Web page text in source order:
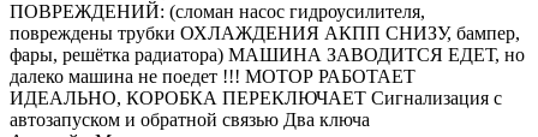
ПОВРЕЖДЕНИЙ: (сломан насос гидроусилителя,
повреждены трубки ОХЛАЖДЕНИЯ АКПП СНИЗУ, бампер,
фары, решётка радиатора) МАШИНА ЗАВОДИТСЯ ЕДЕТ, но
далеко машина не поедет !!! МОТОР РАБОТАЕТ
ИДЕАЛЬНО, КОРОБКА ПЕРЕКЛЮЧАЕТ Сигнализация с
автозапуском и обратной связью Два ключа